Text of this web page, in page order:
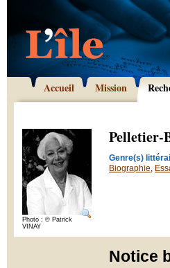
Accueil Mission
Photo : © Patrick
VINAY
Pelletier-
Genre(s)
Biographie,
Notice